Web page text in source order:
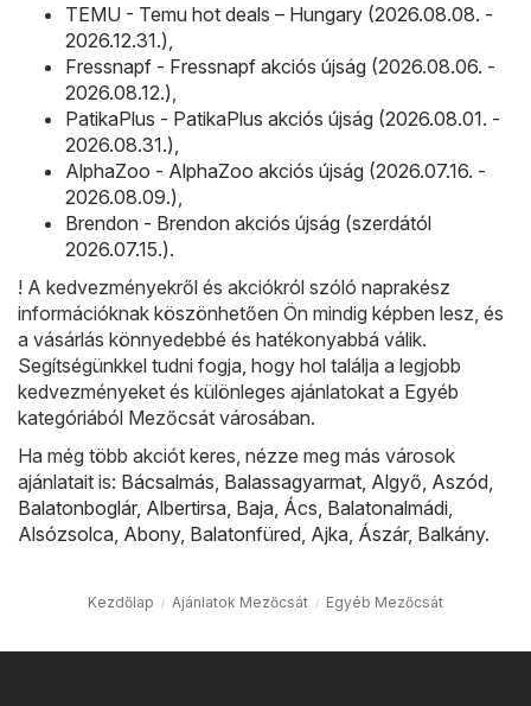
TEMU - Temu hot deals – Hungary (2026.08.08. -
2026.12.31.)
Fressnapf - Fressnapf akciós újság (2026.08.06. -
2026.08.12.)
PatikaPlus - PatikaPlus akciós újság (2026.08.01. -
2026.08.31.)
AlphaZoo - AlphaZoo akciós újság (2026.07.16. -
2026.08.09.)
Brendon - Brendon akciós újság (szerdától
2026.07.15.).
! A kedvezményekről és akciókról szóló naprakész
információknak köszönhetően Ön mindig képben lesz, és
a vásárlás könnyedebbé és hatékonyabbá válik.
Segítségünkkel tudni fogja, hogy hol találja a legjobb
kedvezményeket és különleges ajánlatokat a Egyéb
kategóriából Mezőcsát városában.
Ha még több akciót keres, nézze meg más városok
ajánlatait is: Bácsalmás Balassagyarmat Algyő Aszód
Balatonboglár, Albertirsa Baja Ács Balatonalmádi
Alsózsolca Abony, Balatonfüred Ajka Ászár, Balkány.
Kezdőlap Ajánlatok Mezőcsát Egyéb Mezőcsát